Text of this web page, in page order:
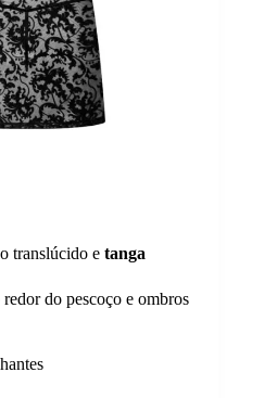
translúcido e tanga
do pescoço e ombros